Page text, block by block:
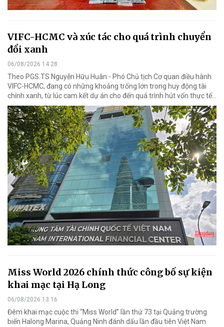
VIFC-HCMC và xúc tác cho quá trình chuyển
đổi xanh
06/08/2026 14:28
Theo PGS.TS Nguyễn Hữu Huân - Phó Chủ tịch Cơ quan điều hành
VIFC-HCMC, đang có những khoảng trống lớn trong huy động tài
chính xanh, từ lúc cam kết dự án cho đến quá trình hút vốn thực tế...
Miss World 2026 chính thức công bố sự kiện
khai mạc tại Hạ Long
06/08/2026 13:16
Đêm khai mạc cuộc thi “Miss World” lần thứ 73 tại Quảng trường
biển Halong Marina, Quảng Ninh đánh dấu lần đầu tiên Việt Nam